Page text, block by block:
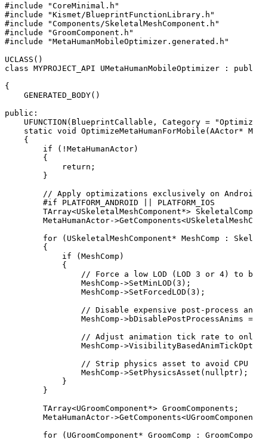
#include "CoreMinimal.h"
#include "Kismet/BlueprintFunctionLibrary.h"
#include "Components/SkeletalMeshComponent.h"
#include "GroomComponent.h"
#include "MetaHumanMobileOptimizer.generated.h"
UCLASS()
class MYPROJECT_API UMetaHumanMobileOptimizer :
{
    GENERATED_BODY()
public:
UFUNCTION(BlueprintCallable, Category =
static void OptimizeMetaHumanForMobile(AActor*
    {
        if (!MetaHumanActor)
        {
            return;
        }
// Apply optimizations exclusively on
        #if PLATFORM_ANDROID || PLATFORM_IOS
TArray<USkeletalMeshComponent*>
MetaHumanActor-
for (USkeletalMeshComponent* MeshComp :
        {
            if (MeshComp)
            {
// Force a low LOD (LOD 3 or 4) to
                MeshComp->SetMinLOD(3);
                MeshComp->SetForcedLOD(3);
// Disable expensive post-process
MeshComp->bDisablePostProcessAnims
// Adjust animation tick rate to
MeshComp-
// Strip physics asset to avoid
                MeshComp->SetPhysicsAsset(nullptr);
            }
        }
        TArray<UGroomComponent*> GroomComponents;
MetaHumanActor-
for (UGroomComponent* GroomComp :